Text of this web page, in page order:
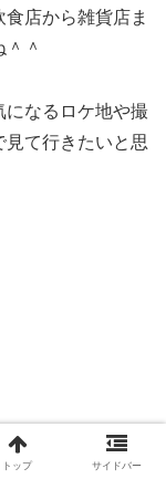
店から雑貨店ま
＾
になるロケ地や撮
て行きたいと思
トップ サイドバー